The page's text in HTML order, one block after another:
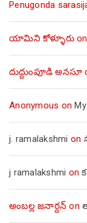
Penugonda
యామిని కోళ్ళూరుon
దుద్దుంపూడి అనసూ
Anonymous on
j. ramalakshmi on
j ramalakshmi on
అంబల్ల జనార్దన్ on